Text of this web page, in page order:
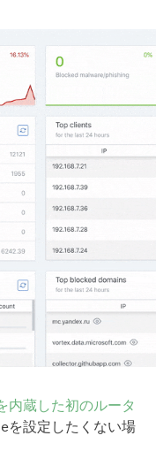
内蔵した初のルータ
を設定したくない場